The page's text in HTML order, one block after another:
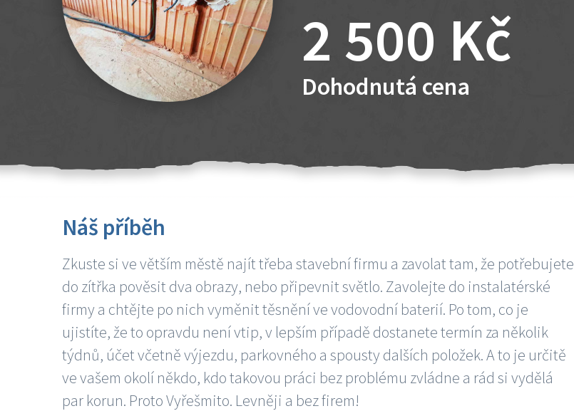
2 500 Kč
Dohodnutá cena
Náš příběh
Zkuste si ve větším městě najít třeba stavební firmu a zavolat tam, že potřebujete
do zítřka pověsit dva obrazy, nebo připevnit světlo. Zavolejte do instalatérské
firmy a chtějte po nich vyměnit těsnění ve vodovodní baterií. Po tom, co je
ujistíte, že to opravdu není vtip, v lepším případě dostanete termín za několik
týdnů, účet včetně výjezdu, parkovného a spousty dalších položek. A to je určitě
ve vašem okolí někdo, kdo takovou práci bez problému zvládne a rád si vydělá
par korun. Proto Vyřešmito. Levněji a bez firem!